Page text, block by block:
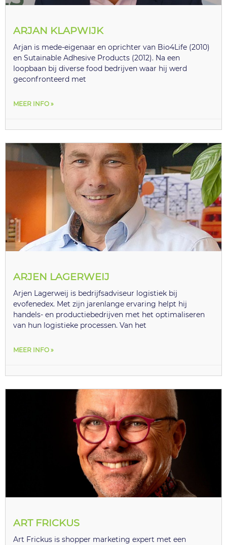
ARJAN KLAPWIJK
Arjan is mede-eigenaar en oprichter van Bio4Life (2010)
en Sutainable Adhesive Products (2012). Na een
loopbaan bij diverse food bedrijven waar hij werd
geconfronteerd met
MEER INFO »
ARJEN LAGERWEIJ
Arjen Lagerweij is bedrijfsadviseur logistiek bij
evofenedex. Met zijn jarenlange ervaring helpt hij
handels- en productiebedrijven met het optimaliseren
van hun logistieke processen. Van het
MEER INFO »
ART FRICKUS
Art Frickus is shopper marketing expert met een